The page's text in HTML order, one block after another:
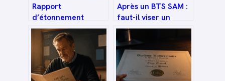
Rapport
d’étonnement
modèle word gratuit
: guide complet et
exemples prêts à
l’emploi
Après un BTS SAM :
faut-il viser un
Bac+3 ou intégrer
immédiatement le
marché du travail ?